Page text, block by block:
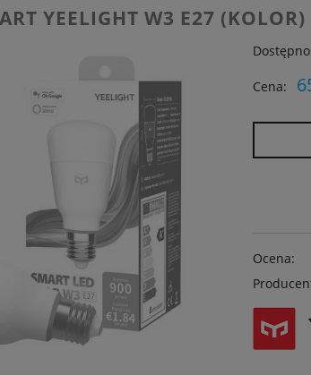
YEELIGHT W3 E27 (KOLOR)
Cena:
Ocena: